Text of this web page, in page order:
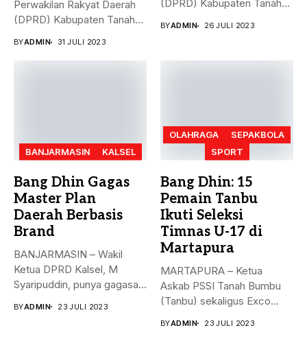
Perwakilan Rakyat Daerah
(DPRD) Kabupaten Tanah
BYADMIN 31 JULI 2023
(DPRD) Kabupaten Tanah
BYADMIN 26 JULI 2023
BANJARMASIN KALSEL
Bang Dhin Gagas
Master Plan
Daerah Berbasis
Brand
BANJARMASIN – Wakil
Ketua DPRD Kalsel, M
Syaripuddin, punya gagasan
BYADMIN 23 JULI 2023
OLAHRAGA
SEPAKBOLA
SPORT
Bang Dhin: 15
Pemain Tanbu
Ikuti Seleksi
Timnas U-17 di
Martapura
MARTAPURA – Ketua
Askab PSSI Tanah Bumbu
(Tanbu) sekaligus Exco
BYADMIN 23 JULI 2023